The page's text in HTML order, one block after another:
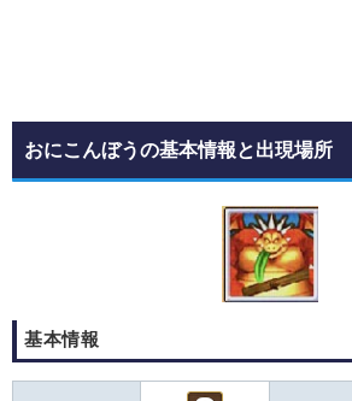
おにこんぼうの基本情報と出現場所
基本情報